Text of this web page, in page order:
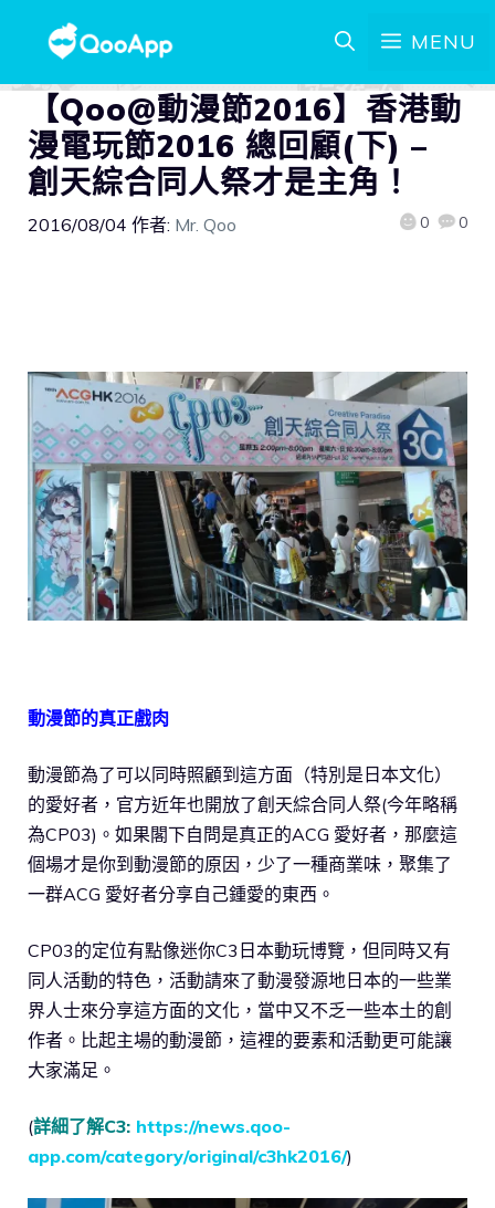
MENU
【Qoo@動漫節2016】香港動
漫電玩節2016 總回顧(下) –
創天綜合同人祭才是主角！
2016/08/04 作者: Mr. Qoo 0 0
動漫節的真正戲肉
動漫節為了可以同時照顧到這方面（特別是日本文化）
的愛好者，官方近年也開放了創天綜合同人祭(今年略稱
為CP03)。如果閣下自問是真正的ACG 愛好者，那麼這
個場才是你到動漫節的原因，少了一種商業味，聚集了
一群ACG 愛好者分享自己鍾愛的東西。
CP03的定位有點像迷你C3日本動玩博覽，但同時又有
同人活動的特色，活動請來了動漫發源地日本的一些業
界人士來分享這方面的文化，當中又不乏一些本土的創
作者。比起主場的動漫節，這裡的要素和活動更可能讓
大家滿足。
(詳細了解C3: https://news.qoo-
app.com/category/original/c3hk2016/)